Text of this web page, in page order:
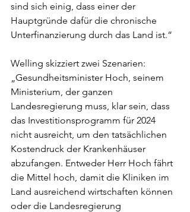
sind sich einig, dass einer der
Hauptgründe dafür die chronische
Unterfinanzierung durch das Land ist.“
Welling skizziert zwei Szenarien:
„Gesundheitsminister Hoch, seinem
Ministerium, der ganzen
Landesregierung muss, klar sein, dass
das Investitionsprogramm für 2024
nicht ausreicht, um den tatsächlichen
Kostendruck der Krankenhäuser
abzufangen. Entweder Herr Hoch fährt
die Mittel hoch, damit die Kliniken im
Land ausreichend wirtschaften können
oder die Landesregierung